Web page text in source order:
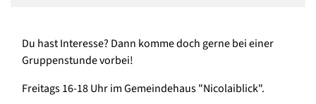
Du hast Interesse? Dann komme doch gerne bei einer
Gruppenstunde vorbei!
Freitags 16-18 Uhr im Gemeindehaus "Nicolaiblick".